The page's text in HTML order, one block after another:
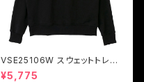
VSE25106W スウェットトレー
ナー
¥5,775